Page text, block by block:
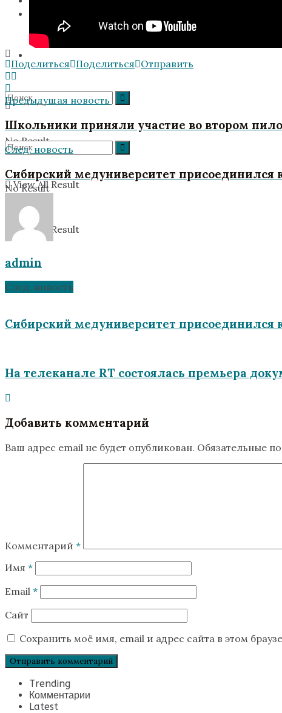
No Result
View All Result
No Result
View All Result
Поделиться Поделиться Отправить
Предыдущая новость
Школьники приняли участие во втором
След. новость
Сибирский медуниверситет присоединился
admin
След. новость
Сибирский медуниверситет присоединился
На телеканале RT состоялась премьера
Добавить комментарий
Ваш адрес email не будет опубликован. Обязательные
Комментарий *
Имя *
Email *
Сайт
Сохранить моё имя, email и адрес сайта в этом
Trending
Комментарии
Latest